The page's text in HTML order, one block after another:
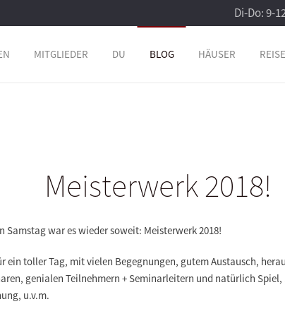
Di-Do: 9-
MITGLIEDER DU BLOG HÄUSER
Meisterwerk 2018!
Samstag war es wieder soweit: Meisterwerk 2018!
ein toller Tag, mit vielen Begegnungen, gutem Austausch,
genialen Teilnehmern + Seminarleitern und natürlich Spiel,
u.v.m.